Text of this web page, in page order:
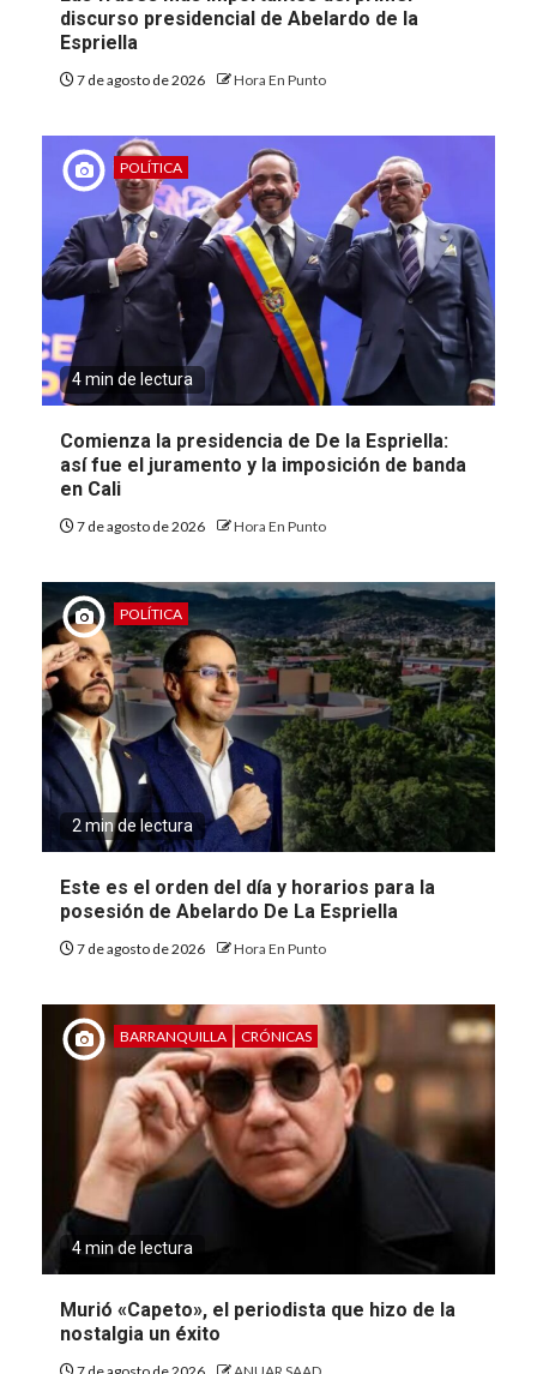
discurso presidencial de Abelardo de la
Espriella
7 de agosto de 2026 Hora En Punto
POLÍTICA
4 min de lectura
Comienza la presidencia de De la Espriella:
así fue el juramento y la imposición de banda
en Cali
7 de agosto de 2026 Hora En Punto
POLÍTICA
2 min de lectura
Este es el orden del día y horarios para la
posesión de Abelardo De La Espriella
7 de agosto de 2026 Hora En Punto
BARRANQUILLA CRÓNICAS
4 min de lectura
Murió «Capeto», el periodista que hizo de la
nostalgia un éxito